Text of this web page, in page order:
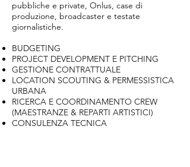
pubbliche e private, Onlus, case di
produzione, broadcaster e testate
giornalistiche.
BUDGETING
PROJECT DEVELOPMENT E PITCHING
GESTIONE CONTRATTUALE
LOCATION SCOUTING & PERMESSISTICA
URBANA
RICERCA E COORDINAMENTO CREW
(MAESTRANZE & REPARTI ARTISTICI)
CONSULENZA TECNICA